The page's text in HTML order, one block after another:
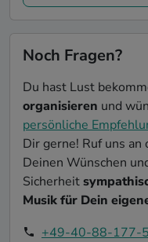
Noch Fragen?
Du hast Lust
organisieren und
persönliche
Dir gerne! Ruf uns
Deinen Wünschen
Sicherheit
Musik für Dein
+49-40-88-177-